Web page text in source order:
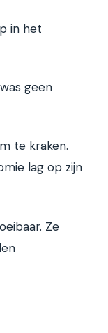
in het
geen
te kraken.
lag op zijn
Ze